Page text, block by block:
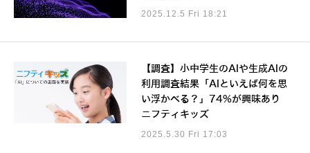
2025.12.5 Fri 18:21
【調査】小中学生のAIや生成AIの
利用調査結果「AIといえば何を思
い浮かべる？」74%が興味あり
ニフティキッズ
2025.5.30 Fri 17:03